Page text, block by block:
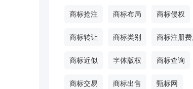
商标抢注 商标布局 商标侵权
商标转让 商标类别 商标注册
商标近似 字体版权 商标查询
商标交易 商标出售 甄标网